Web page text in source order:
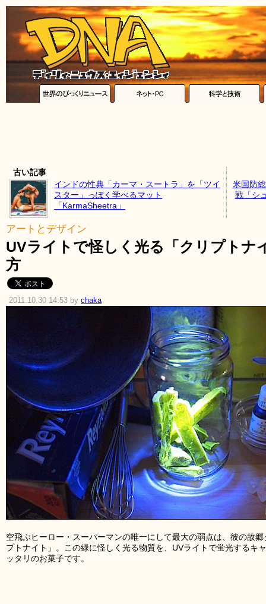
古い記事
インドの性典「カーマ・スートラ」を「ツイ
スター」っぽく学べるマット
「KarmaSheetra」
米国防
戦「シ
アートとデザイン
UVライトで怪しく光る「クリプトナ
方
2011.10.30 14:53 by chaka
空飛ぶヒーロー・スーパーマンの唯一にして最大の弱点は、彼の故
プトナイト」。この緑に怪しく光る物質を、UVライトで蛍光するキ
ッタリのお菓子です。